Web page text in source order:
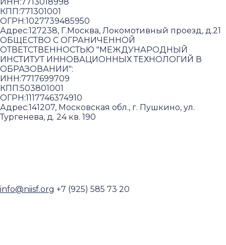
КПП:771301001
ОГРН:1027739485950
Адрес:127238, Г.Москва, Локомотивный проезд, д.21
ОБЩЕСТВО С ОГРАНИЧЕННОЙ
ОТВЕТСТВЕННОСТЬЮ "МЕЖДУНАРОДНЫЙ
ИНСТИТУТ ИННОВАЦИОННЫХ ТЕХНОЛОГИЙ В
ОБРАЗОВАНИИ":
ИНН:7717699709
КПП:503801001
ОГРН:1117746374910
Адрес:141207, Московская обл., г. Пушкино, ул.
Тургенева, д. 24 кв. 190
info@niisf.org +7 (925) 585 73 20